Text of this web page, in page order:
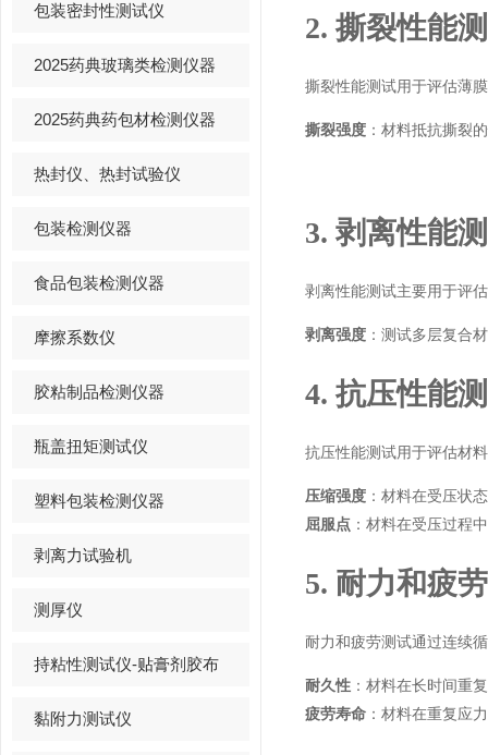
包装密封性测试仪
2025药典玻璃类检测仪器
2025药典药包材检测仪器
热封仪、热封试验仪
包装检测仪器
食品包装检测仪器
摩擦系数仪
胶粘制品检测仪器
瓶盖扭矩测试仪
塑料包装检测仪器
剥离力试验机
测厚仪
持粘性测试仪-贴膏剂胶布
黏附力测试仪
2. 撕裂性能
撕裂性能测试用于评估薄
撕裂强度 ：材料抵抗撕裂
3. 剥离性能
剥离性能测试主要用于评
剥离强度 ：测试多层复合
4. 抗压性能
抗压性能测试用于评估材
压缩强度 ：材料在受压状
屈服点 ：材料在受压过程
5. 耐力和疲
耐力和疲劳测试通过连续
耐久性 ：材料在长时间重
疲劳寿命 ：材料在重复应